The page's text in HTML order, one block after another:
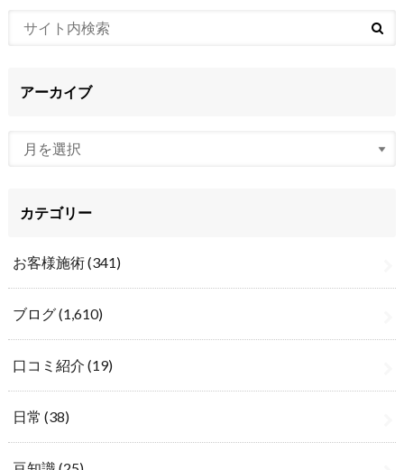
アーカイブ
カテゴリー
お客様施術(341)
ブログ(1,610)
口コミ紹介 (19)
日常 (38)